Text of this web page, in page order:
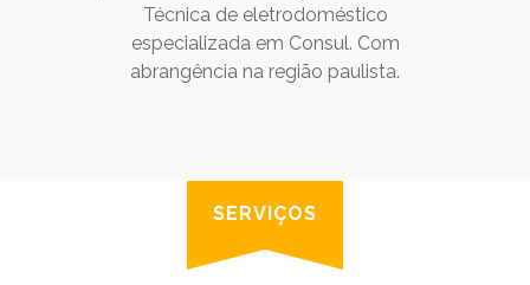
Técnica de eletrodoméstico
especializada em Consul. Com
abrangência na região paulista.
SERVIÇOS